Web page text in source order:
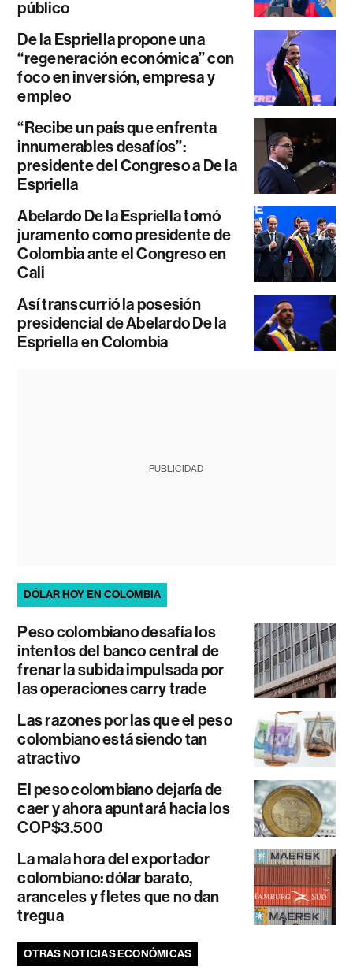
público
De la Espriella propone una
“regeneración económica” con
foco en inversión, empresa y
empleo
“Recibe un país que enfrenta
innumerables desafíos”:
presidente del Congreso a De la
Espriella
Abelardo De la Espriella tomó
juramento como presidente de
Colombia ante el Congreso en
Cali
Así transcurrió la posesión
presidencial de Abelardo De la
Espriella en Colombia
PUBLICIDAD
DÓLAR HOY EN COLOMBIA
Peso colombiano desafía los
intentos del banco central de
frenar la subida impulsada por
las operaciones carry trade
Las razones por las que el peso
colombiano está siendo tan
atractivo
El peso colombiano dejaría de
caer y ahora apuntará hacia los
COP$3.500
La mala hora del exportador
colombiano: dólar barato,
aranceles y fletes que no dan
tregua
OTRAS NOTICIAS ECONÓMICAS